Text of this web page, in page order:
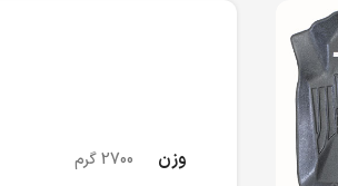
وزن 2700 گرم